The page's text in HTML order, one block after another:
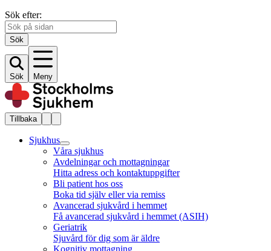
Sök efter:
Sök
Sök Meny
Tillbaka
Sjukhus
Våra sjukhus
Avdelningar och mottagningar
Hitta adress och kontaktuppgifter
Bli patient hos oss
Boka tid själv eller via remiss
Avancerad sjukvård i hemmet
Få avancerad sjukvård i hemmet (ASIH)
Geriatrik
Sjuvård för dig som är äldre
Kognitiv mottagning